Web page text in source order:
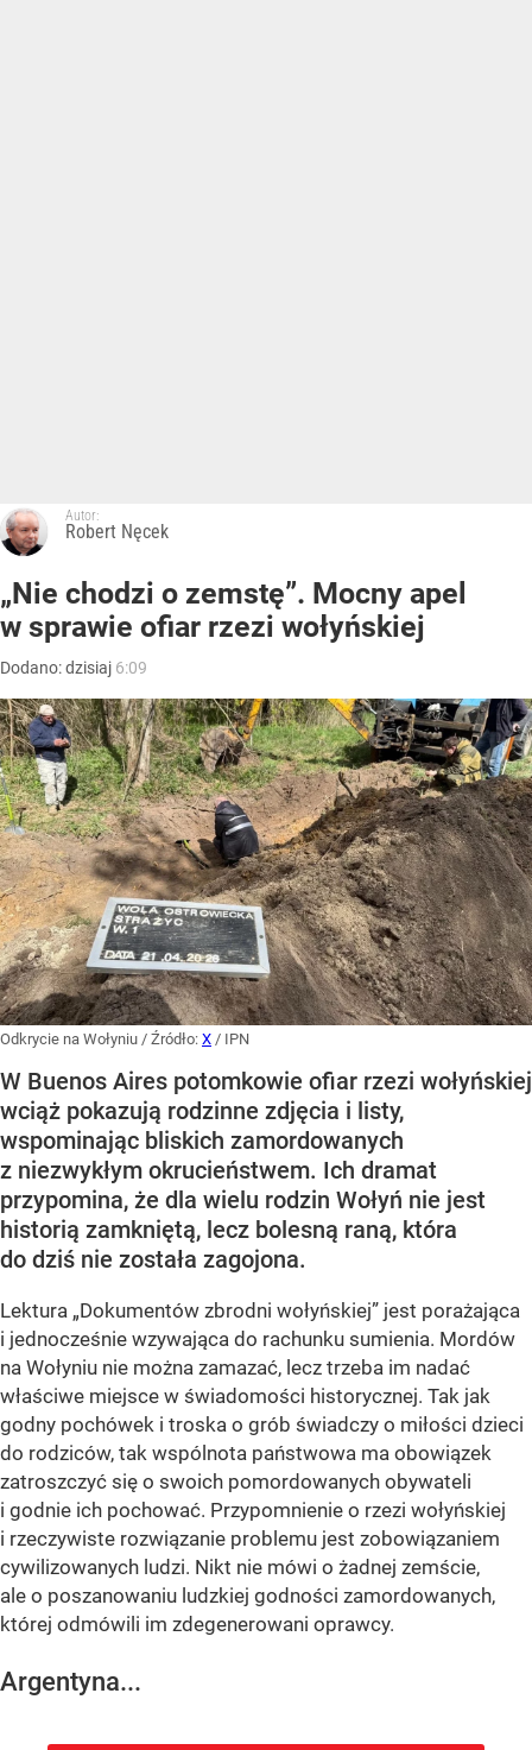
Autor:
Robert Nęcek
„Nie chodzi o zemstę”. Mocny apel
w sprawie ofiar rzezi wołyńskiej
Dodano:dzisiaj 6:09
Odkrycie na Wołyniu / Źródło: X / IPN
W Buenos Aires potomkowie ofiar rzezi wołyńskiej
wciąż pokazują rodzinne zdjęcia i listy,
wspominając bliskich zamordowanych
z niezwykłym okrucieństwem. Ich dramat
przypomina, że dla wielu rodzin Wołyń nie jest
historią zamkniętą, lecz bolesną raną, która
do dziś nie została zagojona.
Lektura „Dokumentów zbrodni wołyńskiej” jest porażająca
i jednocześnie wzywająca do rachunku sumienia. Mordów
na Wołyniu nie można zamazać, lecz trzeba im nadać
właściwe miejsce w świadomości historycznej. Tak jak
godny pochówek i troska o grób świadczy o miłości dzieci
do rodziców, tak wspólnota państwowa ma obowiązek
zatroszczyć się o swoich pomordowanych obywateli
i godnie ich pochować. Przypomnienie o rzezi wołyńskiej
i rzeczywiste rozwiązanie problemu jest zobowiązaniem
cywilizowanych ludzi. Nikt nie mówi o żadnej zemście,
ale o poszanowaniu ludzkiej godności zamordowanych,
której odmówili im zdegenerowani oprawcy.
Argentyna...